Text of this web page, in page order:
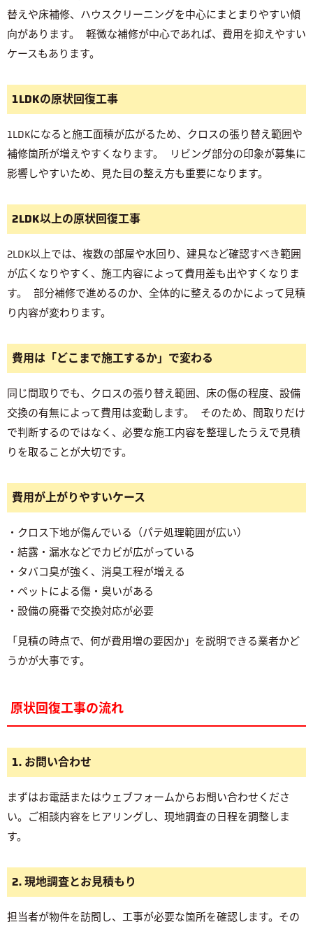
替えや床補修、ハウスクリーニングを中心にまとまりやすい傾
向があります。 軽微な補修が中心であれば、費用を抑えやすい
ケースもあります。
1LDKの原状回復工事
1LDKになると施工面積が広がるため、クロスの張り替え範囲や
補修箇所が増えやすくなります。 リビング部分の印象が募集に
影響しやすいため、見た目の整え方も重要になります。
2LDK以上の原状回復工事
2LDK以上では、複数の部屋や水回り、建具など確認すべき範囲
が広くなりやすく、施工内容によって費用差も出やすくなりま
す。 部分補修で進めるのか、全体的に整えるのかによって見積
り内容が変わります。
費用は「どこまで施工するか」で変わる
同じ間取りでも、クロスの張り替え範囲、床の傷の程度、設備
交換の有無によって費用は変動します。 そのため、間取りだけ
で判断するのではなく、必要な施工内容を整理したうえで見積
りを取ることが大切です。
費用が上がりやすいケース
・クロス下地が傷んでいる（パテ処理範囲が広い）
・結露・漏水などでカビが広がっている
・タバコ臭が強く、消臭工程が増える
・ペットによる傷・臭いがある
・設備の廃番で交換対応が必要
「見積の時点で、何が費用増の要因か」を説明できる業者かど
うかが大事です。
原状回復工事の流れ
1. お問い合わせ
まずはお電話またはウェブフォームからお問い合わせくださ
い。ご相談内容をヒアリングし、現地調査の日程を調整しま
す。
2. 現地調査とお見積もり
担当者が物件を訪問し、工事が必要な箇所を確認します。その